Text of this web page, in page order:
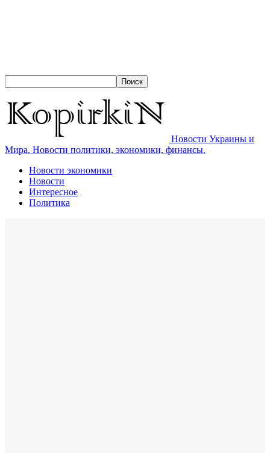
Новости Украины и
Мира. Новости политики, экономики, финансы.
Новости экономики
Новости
Интересное
Политика